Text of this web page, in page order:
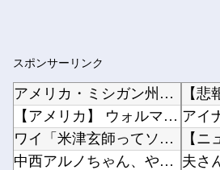
スポンサーリンク
アメリカ・ミシガン州の民主党予備選挙 イスラム教徒の“急進左派”候補が勝利確実に⋯トランプ...
【アメリカ】 ウォルマートでクリスマスの悪ふざけが騒動に サンタ姿のTikTokerに客が...
ワイ「米津玄師ってソロじゃなくてバンドのボーカルならよかったよね」
中西アルノちゃん、やっぱり期待を裏切らないｗ【乃木坂46】